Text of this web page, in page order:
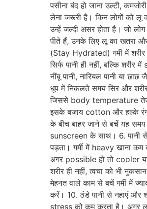
पसीना बंद हो जाना उल्टी,
लेना जरूरी है। किन लोगों को लू
उन्हें जल्दी असर होता है। जो
पीते हैं, उनके लिए लू का खतरा
(Stay Hydrated) गर्मी में
सिर्फ पानी ही नहीं, बल्कि
नींबू पानी, नारियल पानी या
धूप में निकलते समय सिर और
जिससे body temperature
इसके बजाय cotton और हल्के रंग
के बीच बाहर जाने से बचें यह समय
sunscreen के साथ। 6. पानी
पड़ता। गर्मी में heavy खाना
अगर possible हो तो cooler
शरीर ही नहीं, त्वचा को भी
मेहनत वाले काम से बचें गर्मी में
करें। 10. ठंडे पानी से नहाएं और
stress को कम करता है। अगर